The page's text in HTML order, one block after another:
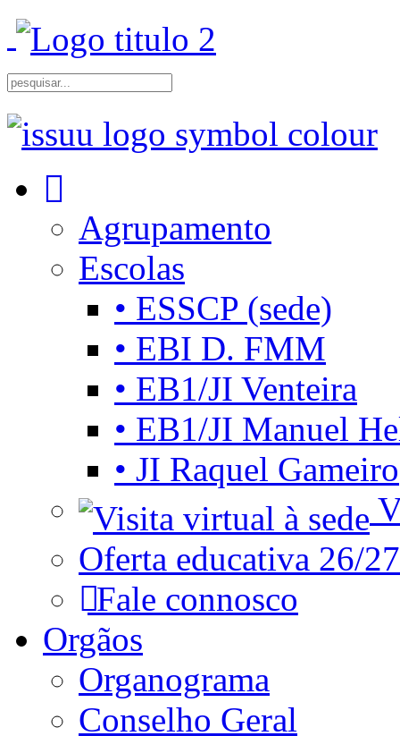
Agrupamento
Escolas
• ESSCP (sede)
• EBI D. FMM
• EB1/JI Venteira
• EB1/JI Manuel
• JI Raquel Gameiro
Oferta educativa 26/27
Fale connosco
Orgãos
Organograma
Conselho Geral